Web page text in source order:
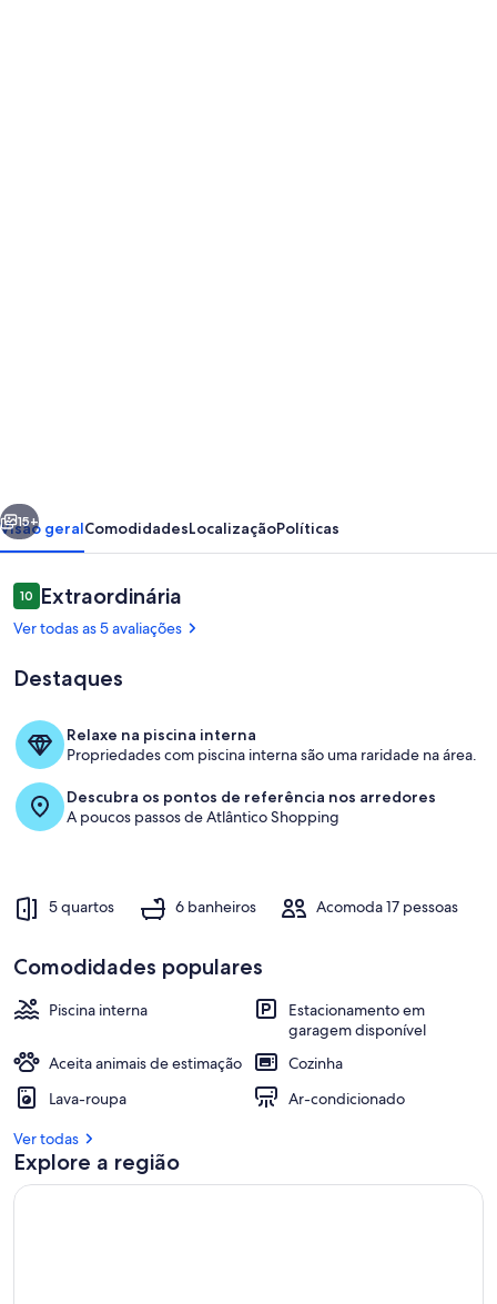
PRAIA
CENTRAL
4
4VAGAS/BILHAR
Cozinha privada
Próximo
15+
Visão geralComodidadesLocalizaçãoPolíticas
Avaliações
1010 de 10
Extraordinária
Ver todas as 5 avaliações
Destaques
Relaxe na piscina interna
Propriedades com piscina interna são uma raridade na área.
Descubra os pontos de referência nos arredores
A poucos passos de Atlântico Shopping
5 quartos 6 banheiros Acomoda 17 pessoas
Comodidades populares
Piscina interna
Estacionamento em
garagem disponível
Aceita animais de estimação
Cozinha
Lava-roupa
Ar-condicionado
Ver todas
Explore a região